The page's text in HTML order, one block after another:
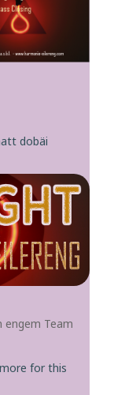
dobäi
engem Team
for this